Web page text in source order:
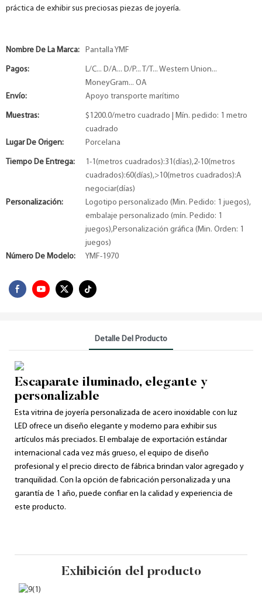
práctica de exhibir sus preciosas piezas de joyería.
Nombre De La Marca: Pantalla YMF
Pagos:
L/C... D/A... D/P... T/T... Western Union...
MoneyGram... OA
Envío:
Apoyo transporte marítimo
Muestras:
$1200.0/metro cuadrado | Mín. pedido: 1 metro
cuadrado
Lugar De Origen:
Porcelana
Tiempo De Entrega:
1-1(metros cuadrados):31(días),2-10(metros
cuadrados):60(días),>10(metros cuadrados):A
negociar(días)
Personalización:
Logotipo personalizado (Min. Pedido: 1 juegos),
embalaje personalizado (mín. Pedido: 1
juegos),Personalización gráfica (Min. Orden: 1
juegos)
Número De Modelo:
YMF-1970
Detalle Del Producto
Escaparate iluminado, elegante y
personalizable
Esta vitrina de joyería personalizada de acero inoxidable con luz
LED ofrece un diseño elegante y moderno para exhibir sus
artículos más preciados. El embalaje de exportación estándar
internacional cada vez más grueso, el equipo de diseño
profesional y el precio directo de fábrica brindan valor agregado y
tranquilidad. Con la opción de fabricación personalizada y una
garantía de 1 año, puede confiar en la calidad y experiencia de
este producto.
Exhibición del producto